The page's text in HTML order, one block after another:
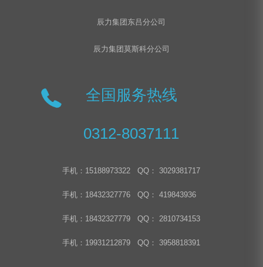
辰力集团东吕分公司
辰力集团莫斯科分公司
全国服务热线
0312-8037111
手机：15188973322 QQ： 3029381717
手机：18432327776 QQ： 419843936
手机：18432327779 QQ： 2810734153
手机：19931212879 QQ： 3958818391